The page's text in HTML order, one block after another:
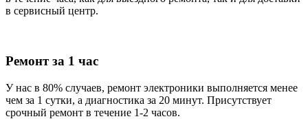
в сервисный центр.
Ремонт за 1 час
У нас в 80% случаев, ремонт электроники выполняется менее
чем за 1 сутки, а диагностика за 20 минут. Присутствует
срочный ремонт в течение 1-2 часов.